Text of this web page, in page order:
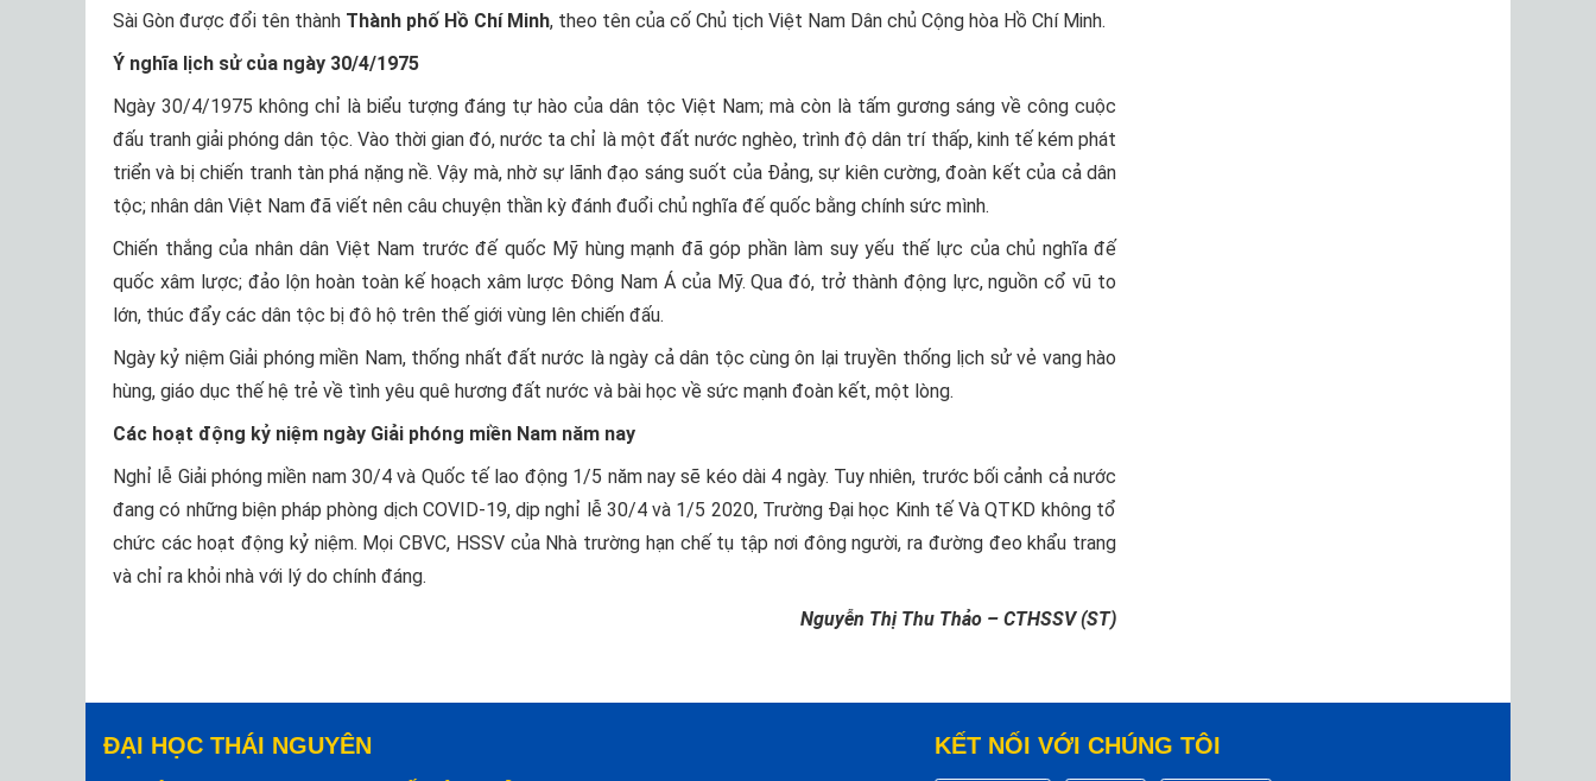
Sài Gòn được đổi tên thành Thành phố Hồ Chí Minh, theo tên của cố Chủ tịch Việt Nam Dân chủ Cộng hòa Hồ Chí Minh.
Ý nghĩa lịch sử của ngày 30/4/1975
Ngày 30/4/1975 không chỉ là biểu tượng đáng tự hào của dân tộc Việt Nam; mà còn là tấm gương sáng về công cuộc
đấu tranh giải phóng dân tộc. Vào thời gian đó, nước ta chỉ là một đất nước nghèo, trình độ dân trí thấp, kinh tế kém phát
triển và bị chiến tranh tàn phá nặng nề. Vậy mà, nhờ sự lãnh đạo sáng suốt của Đảng, sự kiên cường, đoàn kết của cả dân
tộc; nhân dân Việt Nam đã viết nên câu chuyện thần kỳ đánh đuổi chủ nghĩa đế quốc bằng chính sức mình.
Chiến thắng của nhân dân Việt Nam trước đế quốc Mỹ hùng mạnh đã góp phần làm suy yếu thế lực của chủ nghĩa đế
quốc xâm lược; đảo lộn hoàn toàn kế hoạch xâm lược Đông Nam Á của Mỹ. Qua đó, trở thành động lực, nguồn cổ vũ to
lớn, thúc đẩy các dân tộc bị đô hộ trên thế giới vùng lên chiến đấu.
Ngày kỷ niệm Giải phóng miền Nam, thống nhất đất nước là ngày cả dân tộc cùng ôn lại truyền thống lịch sử vẻ vang hào
hùng, giáo dục thế hệ trẻ về tình yêu quê hương đất nước và bài học về sức mạnh đoàn kết, một lòng.
Các hoạt động kỷ niệm ngày Giải phóng miền Nam năm nay
Nghỉ lễ Giải phóng miền nam 30/4 và Quốc tế lao động 1/5 năm nay sẽ kéo dài 4 ngày. Tuy nhiên, trước bối cảnh cả nước
đang có những biện pháp phòng dịch COVID-19, dịp nghỉ lễ 30/4 và 1/5 2020, Trường Đại học Kinh tế Và QTKD không tổ
chức các hoạt động kỷ niệm. Mọi CBVC, HSSV của Nhà trường hạn chế tụ tập nơi đông người, ra đường đeo khẩu trang
và chỉ ra khỏi nhà với lý do chính đáng.
Nguyễn Thị Thu Thảo – CTHSSV (ST)
ĐẠI HỌC THÁI NGUYÊN
KẾT NỐI VỚI CHÚNG TÔI